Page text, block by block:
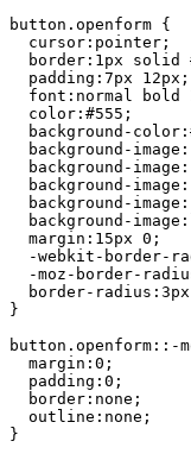
button.openform {
  cursor:pointer;
border:1px solid
  padding:7px 12px;
font:normal bold
  color:#555;
background-
background-
background-
background-
background-
background-
  margin:15px 0;
-webkit-border-
-moz-border-
border-
}
button.openform::-
  margin:0;
  padding:0;
  border:none;
  outline:none;
}